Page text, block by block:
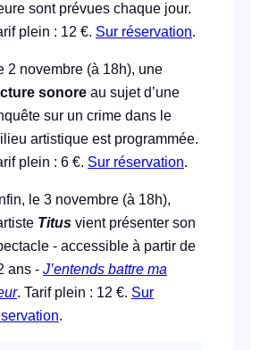
sont prévues chaque jour.
plein : 12 €. Sur réservation.
2 novembre (à 18h), une
sonore au sujet d’une
sur un crime dans le
artistique est programmée.
plein : 6 €. Sur réservation.
le 3 novembre (à 18h),
Titus vient présenter son
- accessible à partir de
ans - J’entends battre ma
. Tarif plein : 12 €. Sur
.